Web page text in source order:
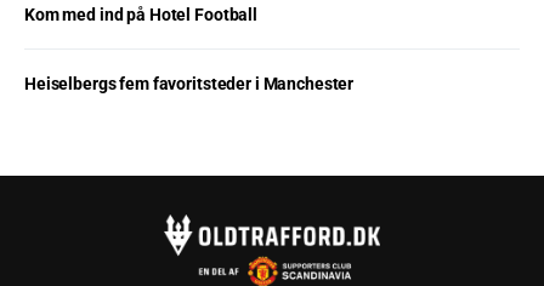
Kom med ind på Hotel Football
Heiselbergs fem favoritsteder i Manchester